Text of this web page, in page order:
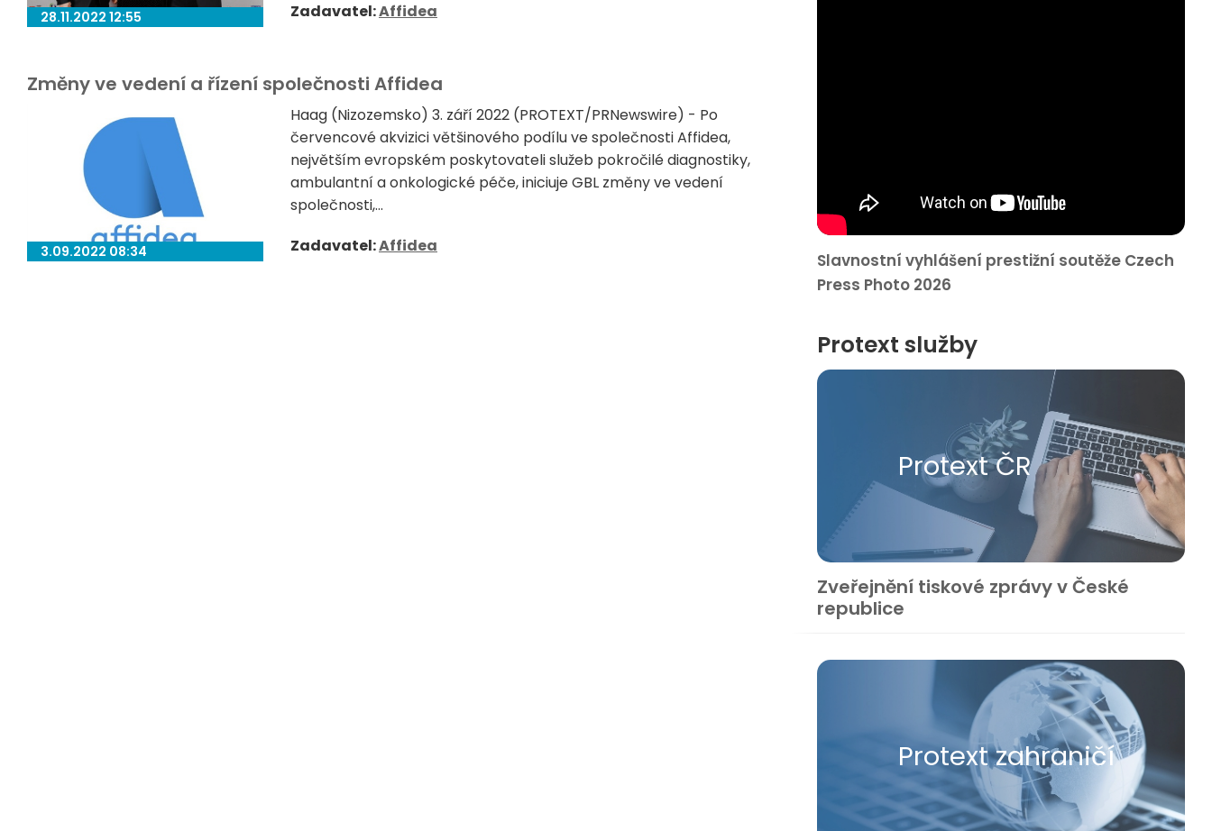
28.11.2022 12:55
Zadavatel:Affidea
Změny ve vedení a řízení společnosti Affidea
3.09.2022 08:34
Haag (Nizozemsko) 3. září 2022 (PROTEXT/PRNewswire) - Po
červencové akvizici většinového podílu ve společnosti Affidea,
největším evropském poskytovateli služeb pokročilé diagnostiky,
ambulantní a onkologické péče, iniciuje GBL změny ve vedení
společnosti,...
Zadavatel:Affidea
Slavnostní vyhlášení prestižní soutěže Czech
Press Photo 2026
Protext služby
Protext ČR
Zveřejnění tiskové zprávy v České
republice
Protext zahraničí